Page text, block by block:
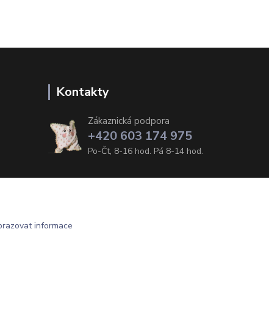
Kontakty
Zákaznická podpora
+420 603 174 975
Po-Čt, 8-16 hod. Pá 8-14 hod.
informace